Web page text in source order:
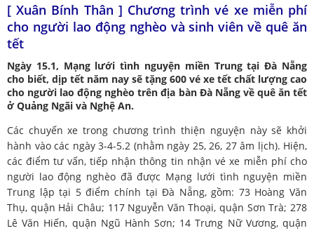
[ Xuân Bính Thân ] Chương trình vé xe miễn phí
cho người lao động nghèo và sinh viên về quê ăn
tết
Ngày 15.1, Mạng lưới tình nguyện miền Trung tại Đà Nẵng
cho biết, dịp tết năm nay sẽ tặng 600 vé xe tết chất lượng cao
cho người lao động nghèo trên địa bàn Đà Nẵng về quê ăn tết
ở Quảng Ngãi và Nghệ An.
Các chuyến xe trong chương trình thiện nguyện này sẽ khởi
hành vào các ngày 3-4-5.2 (nhằm ngày 25, 26, 27 âm lịch). Hiện,
các điểm tư vấn, tiếp nhận thông tin nhận vé xe miễn phí cho
người lao động nghèo đã được Mạng lưới tình nguyện miền
Trung lập tại 5 điểm chính tại Đà Nẵng, gồm: 73 Hoàng Văn
Thụ, quận Hải Châu; 117 Nguyễn Văn Thoại, quận Sơn Trà; 278
Lê Văn Hiến, quận Ngũ Hành Sơn; 14 Trưng Nữ Vương, quận